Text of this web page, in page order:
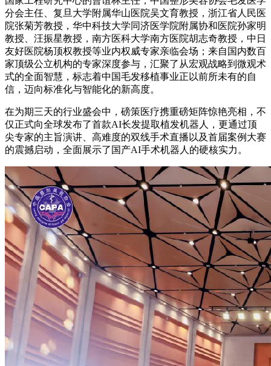
分会主任、复旦大学附属华山医院吴文育教授，浙江省人民医
院张菊芳教授，华中科技大学同济医学院附属协和医院孙家明
教授、汪振星教授，南方医科大学南方医院胡志奇教授，中日
友好医院杨顶权教授等业内权威专家亲临会场；来自国内数百
家顶级公立机构的专家深度参与，汇聚了从宏观战略到微观术
式的全面智慧，标志着中国毛发移植事业正以前所未有的自
信，迈向标准化与智能化的新高度。
在为期三天的行业盛会中，磅策医疗携重磅矩阵惊艳亮相，不
仅正式向全球发布了首款AI长发提取植发机器人，更通过顶
尖专家的主旨演讲、高难度的双线手术直播以及首届案例大赛
的震撼启动，全面展示了国产AI手术机器人的硬核实力。